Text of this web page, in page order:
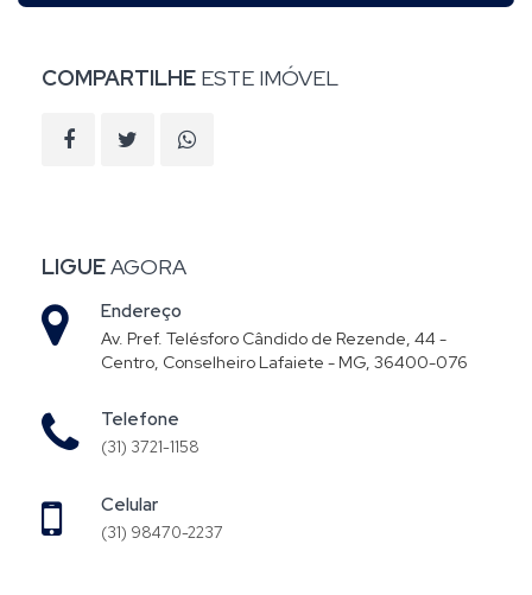
COMPARTILHE ESTE IMÓVEL
LIGUEAGORA
Endereço
Av. Pref. Telésforo Cândido de Rezende, 44 -
Centro, Conselheiro Lafaiete - MG, 36400-076
Telefone
(31) 3721-1158
Celular
(31) 98470-2237